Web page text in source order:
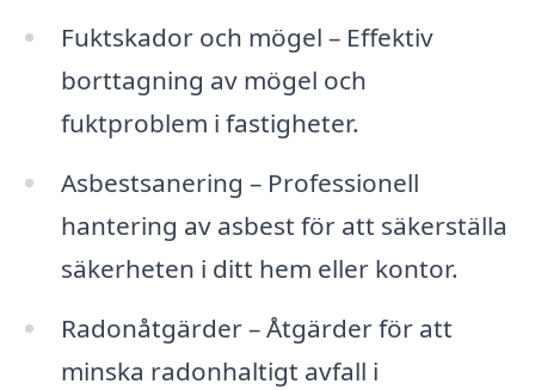
Fuktskador och mögel – Effektiv
borttagning av mögel och
fuktproblem i fastigheter.
Asbestsanering – Professionell
hantering av asbest för att säkerställa
säkerheten i ditt hem eller kontor.
Radonåtgärder – Åtgärder för att
minska radonhaltigt avfall i